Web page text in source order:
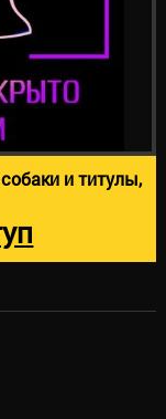
и титулы,